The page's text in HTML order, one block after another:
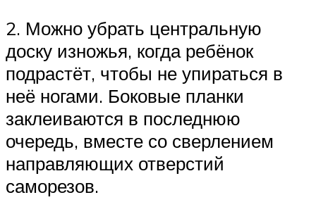
2. Можно убрать центральную
доску изножья, когда ребёнок
подрастёт, чтобы не упираться в
неё ногами. Боковые планки
заклеиваются в последнюю
очередь, вместе со сверлением
направляющих отверстий
саморезов.